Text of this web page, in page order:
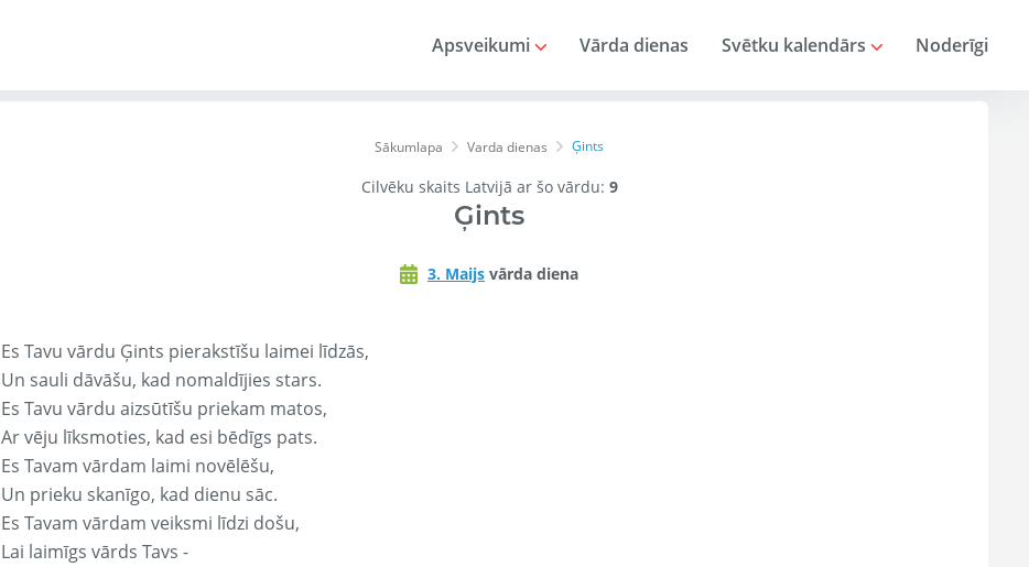
Apsveikumi Vārda dienas Svētku kalendārs Noderīgi
Sākumlapa Varda dienas Ģints
Cilvēku skaits Latvijā ar šo vārdu: 9
Ģints
3. Maijs vārda diena
Es Tavu vārdu Ģints pierakstīšu laimei līdzās,
Un sauli dāvāšu, kad nomaldījies stars.
Es Tavu vārdu aizsūtīšu priekam matos,
Ar vēju līksmoties, kad esi bēdīgs pats.
Es Tavam vārdam laimi novēlēšu,
Un prieku skanīgo, kad dienu sāc.
Es Tavam vārdam veiksmi līdzi došu,
Lai laimīgs vārds Tavs -